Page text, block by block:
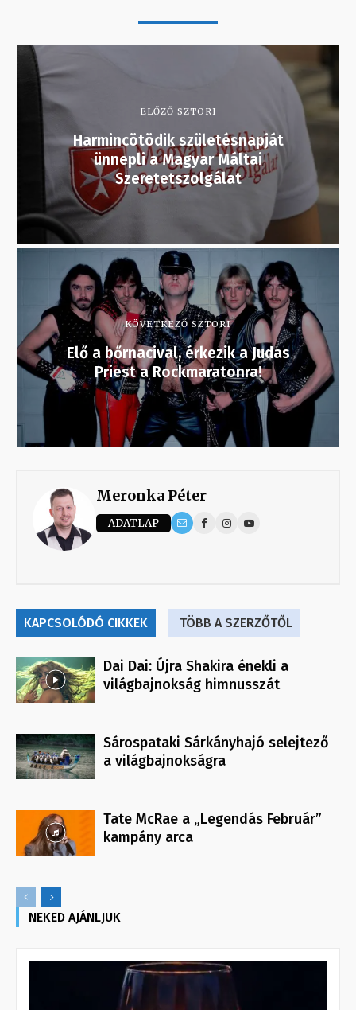
ELŐZŐ SZTORI
Harmincötödik születésnapját
ünnepli a Magyar Máltai
Szeretetszolgálat
KÖVETKEZŐ SZTORI
Elő a bőrnacival, érkezik a Judas
Priest a Rockmaratonra!
Meronka Péter
ADATLAP
KAPCSOLÓDÓ CIKKEK TÖBB A SZERZŐTŐL
Dai Dai: Újra Shakira énekli a
világbajnokság himnusszát
Sárospataki Sárkányhajó selejtező
a világbajnokságra
Tate McRae a „Legendás Február”
kampány arca
NEKED AJÁNLJUK